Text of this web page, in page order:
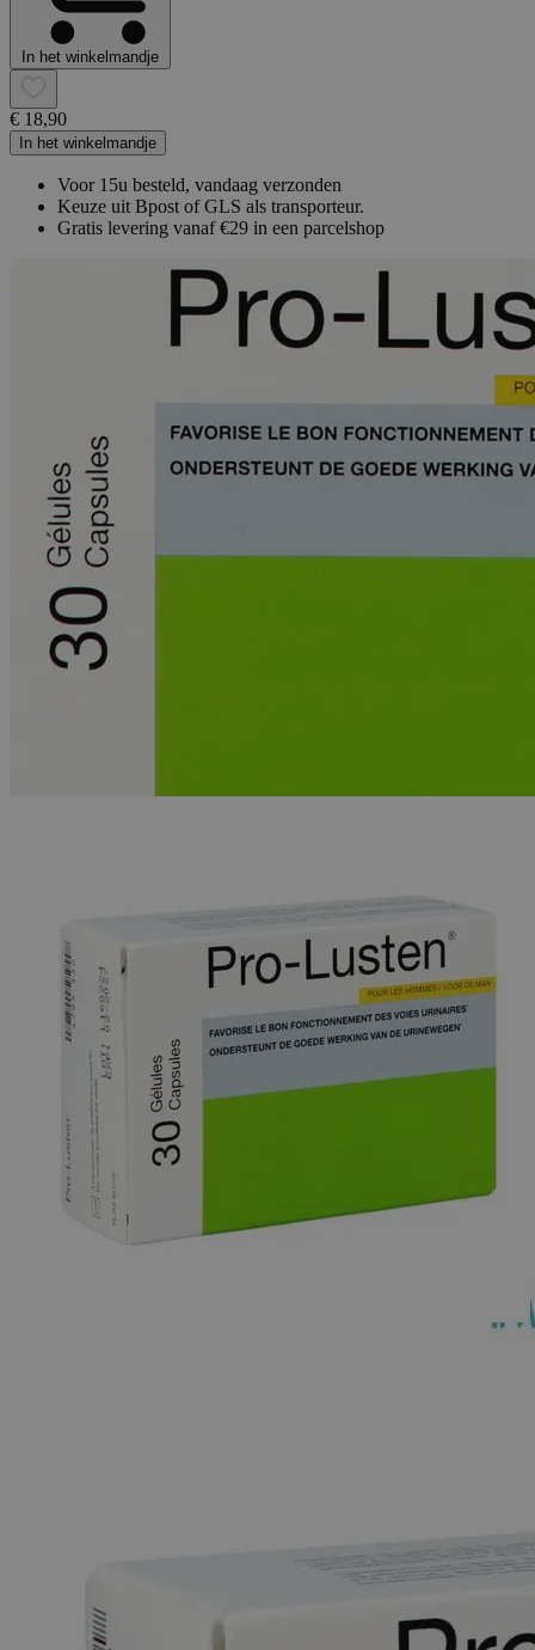
In het winkelmandje
€ 18,90
In het winkelmandje
Voor 15u besteld, vandaag verzonden
Keuze uit Bpost of GLS als transporteur.
Gratis levering vanaf €29 in een parcelshop